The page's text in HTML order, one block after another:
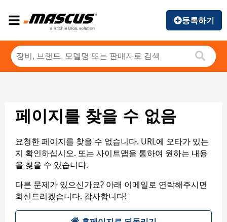
등록하기
페이지를 찾을 수 없음
요청한 페이지를 찾을 수 없습니다. URL에 오타가 있는
지 확인하십시오. 또는 사이트맵을 통하여 원하는 내용
을 찾을 수 있습니다.
다른 문제가 있으신가요? 아래 이메일로 연락해주시면
회신드리겠습니다. 감사합니다!